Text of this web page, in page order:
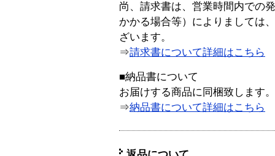
尚、請求書は、営業時間内での
かかる場合等）によりましては
ざいます。
⇒請求書について詳細はこちら
■納品書について
お届けする商品に同梱致します。
⇒納品書について詳細はこちら